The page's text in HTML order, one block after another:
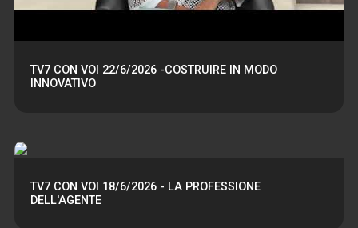
TV7 CON VOI 22/6/2026 -COSTRUIRE IN MODO
INNOVATIVO
TV7 CON VOI 18/6/2026 - LA PROFESSIONE
DELL'AGENTE